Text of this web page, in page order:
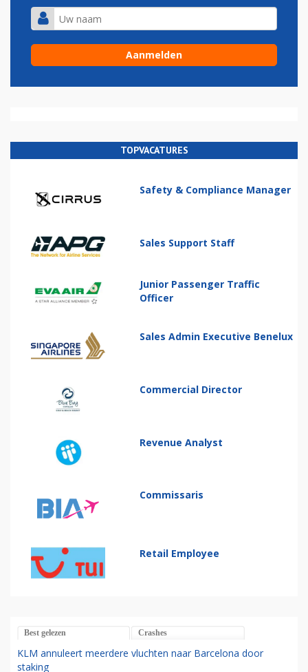
TOPVACATURES
Safety & Compliance Manager
Sales Support Staff
Junior Passenger Traffic
Officer
Sales Admin Executive Benelux
Commercial Director
Revenue Analyst
Commissaris
Retail Employee
Best gelezen Crashes
KLM annuleert meerdere vluchten naar Barcelona door
staking